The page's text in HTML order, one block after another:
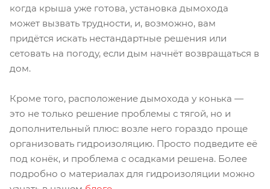
когда крыша уже готова, установка дымохода
может вызвать трудности, и, возможно, вам
придётся искать нестандартные решения или
сетовать на погоду, если дым начнёт возвращаться в
дом.
Кроме того, расположение дымохода у конька —
это не только решение проблемы с тягой, но и
дополнительный плюс: возле него гораздо проще
организовать гидроизоляцию. Просто подведите её
под конёк, и проблема с осадками решена. Более
подробно о материалах для гидроизоляции можно